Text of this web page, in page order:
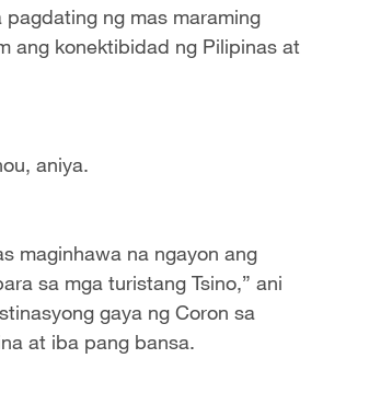
ng mas maraming
ang konektibidad ng Pilipinas at
aniya.
maginhawa na ngayon ang
sa mga turistang Tsino,” ani
gaya ng Coron sa
at iba pang bansa.